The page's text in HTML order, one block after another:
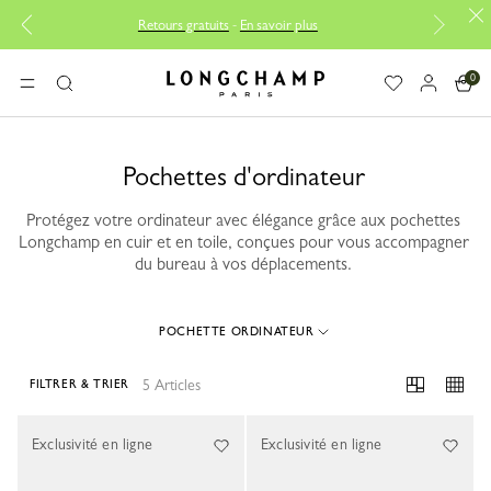
Retours gratuits-En savoir plus
MENURechercher Longchamp - Accueil
0
Pochettes d'ordinateur
Protégez votre ordinateur avec élégance grâce aux pochettes
Longchamp en cuir et en toile, conçues pour vous accompagner
du bureau à vos déplacements.
POCHETTE ORDINATEUR
5 Articles
FILTRER & TRIER
Exclusivité en ligne Exclusivité en ligne